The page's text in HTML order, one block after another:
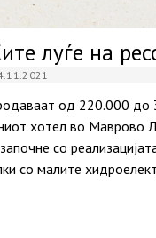
луѓе на
од 220.000
хотел во Маврово
со
со малите